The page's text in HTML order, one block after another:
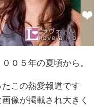
０５年の夏頃から。
この熱愛報道です
像が掲載され大きく